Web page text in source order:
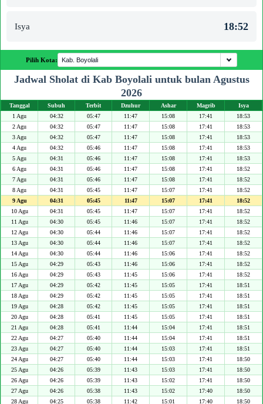
Isya 18:52
Pilih Kota:
Jadwal Sholat di Kab Boyolali untuk bulan Agustus
2026
Tanggal Subuh Terbit Dzuhur Ashar Magrib
Isya
1 Agu
04:32 05:47 11:47 15:08 17:41
18:53
2 Agu
04:32 05:47 11:47 15:08 17:41
18:53
3 Agu
04:32 05:47 11:47 15:08 17:41
18:53
4 Agu
04:32 05:46 11:47 15:08 17:41
18:53
5 Agu
04:31 05:46 11:47 15:08 17:41
18:53
6 Agu
04:31 05:46 11:47 15:08 17:41
18:52
7 Agu
04:31 05:46 11:47 15:08 17:41
18:52
8 Agu
04:31 05:45 11:47 15:07 17:41
18:52
9 Agu
04:31 05:45 11:47 15:07 17:41
18:52
10 Agu
04:31 05:45 11:47 15:07 17:41
18:52
11 Agu
04:30 05:45 11:46 15:07 17:41
18:52
12 Agu
04:30 05:44 11:46 15:07 17:41
18:52
13 Agu
04:30 05:44 11:46 15:07 17:41
18:52
14 Agu
04:30 05:44 11:46 15:06 17:41
18:52
15 Agu
04:29 05:43 11:46 15:06 17:41
18:52
16 Agu
04:29 05:43 11:45 15:06 17:41
18:52
17 Agu
04:29 05:42 11:45 15:05 17:41
18:51
18 Agu
04:29 05:42 11:45 15:05 17:41
18:51
19 Agu
04:28 05:42 11:45 15:05 17:41
18:51
20 Agu
04:28 05:41 11:45 15:05 17:41
18:51
21 Agu
04:28 05:41 11:44 15:04 17:41
18:51
22 Agu
04:27 05:40 11:44 15:04 17:41
18:51
23 Agu
04:27 05:40 11:44 15:03 17:41
18:51
24 Agu
04:27 05:40 11:44 15:03 17:41
18:50
25 Agu
04:26 05:39 11:43 15:03 17:41
18:50
26 Agu
04:26 05:39 11:43 15:02 17:41
18:50
27 Agu
04:26 05:38 11:43 15:02 17:40
18:50
28 Agu
04:25 05:38 11:42 15:01 17:40
18:50